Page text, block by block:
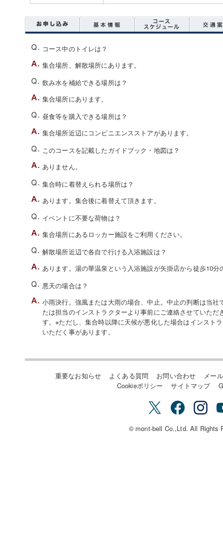
コース中のトイレは？
集合場所、解散場所にあります。
飲み水を補給できる場所は？
集合場所にあります。
昼食等を購入できる場所は？
集合場所近辺にコンビニエンスストアがあります。
このコースを記載したガイドブック・地図は？
ありません。
集合時に着替えられる場所は？
あります。集合後に着替えて頂きます。
イベントに不要な荷物は？
集合場所にあるロッカー施設をご利用ください。
解散場所近辺で各自で行ける入浴施設は？
あります。湯の華温泉という入浴施設が矢掛店から徒歩10
悪天の場合は？
小雨決行。強風または大雨の場合、中止。中止の判断は当
たは担当のインストラクターより事前にご連絡させていた
す。※ただし、集合時以降に天候が悪化した場合はインスト
いただく事があります。
重要なお知らせ よくある質問 お問い合わせ
メー
Cookieポリシー
サイトマップ
© mont-bell Co.,Ltd. All Rights